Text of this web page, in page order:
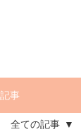
記事
全ての記事